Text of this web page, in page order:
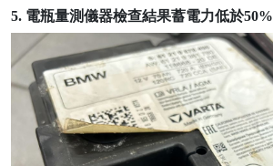
5. 電瓶量測儀器檢查結果蓄電力低於50%